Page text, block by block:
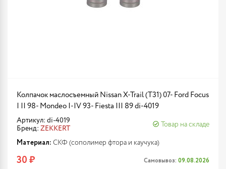
Колпачок маслосъемный Nissan X-Trail (T31) 07- Ford Focus
I II 98- Mondeo I-IV 93- Fiesta III 89 di-4019
Артикул: di-4019
Бренд: ZEKKERT
Товар на складе
Материал: СКФ (сополимер фтора и каучука)
30 ₽ Самовывоз: 09.08.2026